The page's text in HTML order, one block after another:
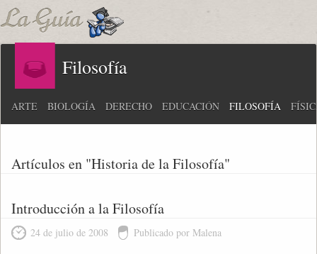
Filosofía
ARTE BIOLOGÍA DERECHO EDUCACIÓN FILOSOFÍA
Artículos en "Historia de la Filosofía"
Introducción a la Filosofía
24 de julio de 2008 Publicado por Malena